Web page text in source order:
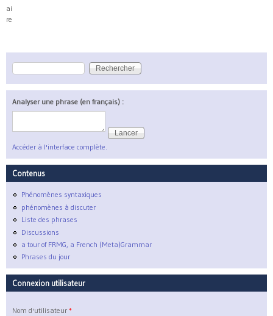
ai
re
Formulaire de recherche
Rechercher
Analyser une phrase (en français) :
Accéder à l'interface complète.
Contenus
Phénomènes syntaxiques
phénomènes à discuter
Liste des phrases
Discussions
a tour of FRMG, a French (Meta)Grammar
Phrases du jour
Connexion utilisateur
Nom d'utilisateur *